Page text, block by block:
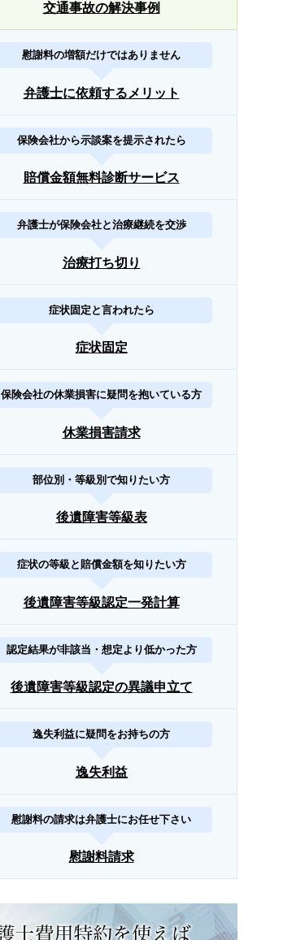
交通事故の解決事例
慰謝料の増額だけではありません
弁護士に依頼するメリット
保険会社から示談案を提示されたら
賠償金額無料診断サービス
弁護士が保険会社と治療継続を交渉
治療打ち切り
症状固定と言われたら
症状固定
保険会社の休業損害に疑問を抱いている方
休業損害請求
部位別・等級別で知りたい方
後遺障害等級表
症状の等級と賠償金額を知りたい方
後遺障害等級認定一発計算
認定結果が非該当・想定より低かった方
後遺障害等級認定の異議申立て
逸失利益に疑問をお持ちの方
逸失利益
慰謝料の請求は弁護士にお任せ下さい
慰謝料請求